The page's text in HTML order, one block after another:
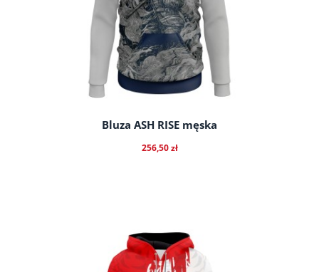
Bluza ASH RISE męska
256,50 zł
do koszyka